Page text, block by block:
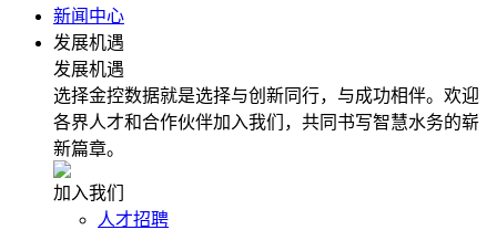
新闻中心
发展机遇
发展机遇
选择金控数据就是选择与创新同行，与成功相伴。欢迎
各界人才和合作伙伴加入我们，共同书写智慧水务的崭
新篇章。
加入我们
人才招聘